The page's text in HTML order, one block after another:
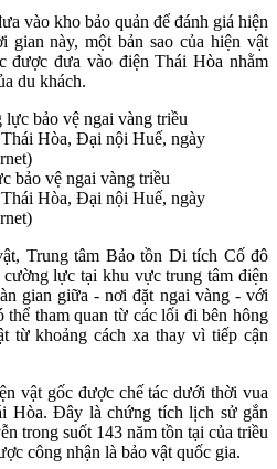
vào kho bảo quản để đánh giá hiện
gian này, một bản sao của hiện vật
được đưa vào điện Thái Hòa nhằm
du khách.
bảo vệ ngai vàng triều
Hòa, Đại nội Huế, ngày
Trung tâm Bảo tồn Di tích Cố đô
lực tại khu vực trung tâm điện
gian giữa - nơi đặt ngai vàng - với
tham quan từ các lối đi bên hông
từ khoảng cách xa thay vì tiếp cận
vật gốc được chế tác dưới thời vua
Hòa. Đây là chứng tích lịch sử gắn
trong suốt 143 năm tồn tại của triều
công nhận là bảo vật quốc gia.